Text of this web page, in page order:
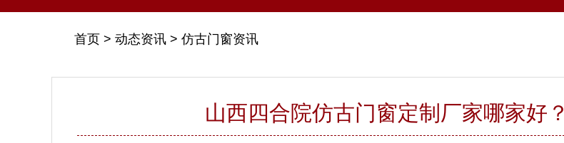
首页 > 动态资讯 > 仿古门窗资讯
山西四合院仿古门窗定制厂家哪家好？